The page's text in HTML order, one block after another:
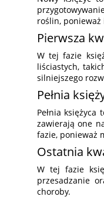
roślin,
Pierwsza
W tej fazie
liściastych,
silniejszego
Pełnia
Pełnia
zawierają one
fazie, ponieważ
Ostatnia
W tej fazie
przesadzanie
choroby.